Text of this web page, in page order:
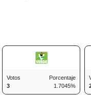
Votos
3
Porcentaje
1.7045%